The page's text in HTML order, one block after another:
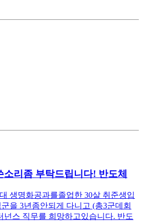
소리좀 부탁드립니다! 반도체
생명화공과를졸업한 30살 취준생입
을 3년좀안되게 다니고 (총3군데회
넌스 직무를 희망하고있습니다. 반도